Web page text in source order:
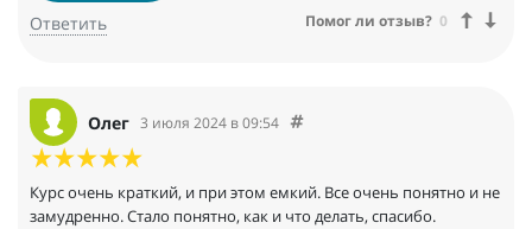
Ответить Помог ли отзыв? 0
Олег 3 июля 2024 в 09:54
Курс очень краткий, и при этом емкий. Все очень понятно и не
замудренно. Стало понятно, как и что делать, спасибо.